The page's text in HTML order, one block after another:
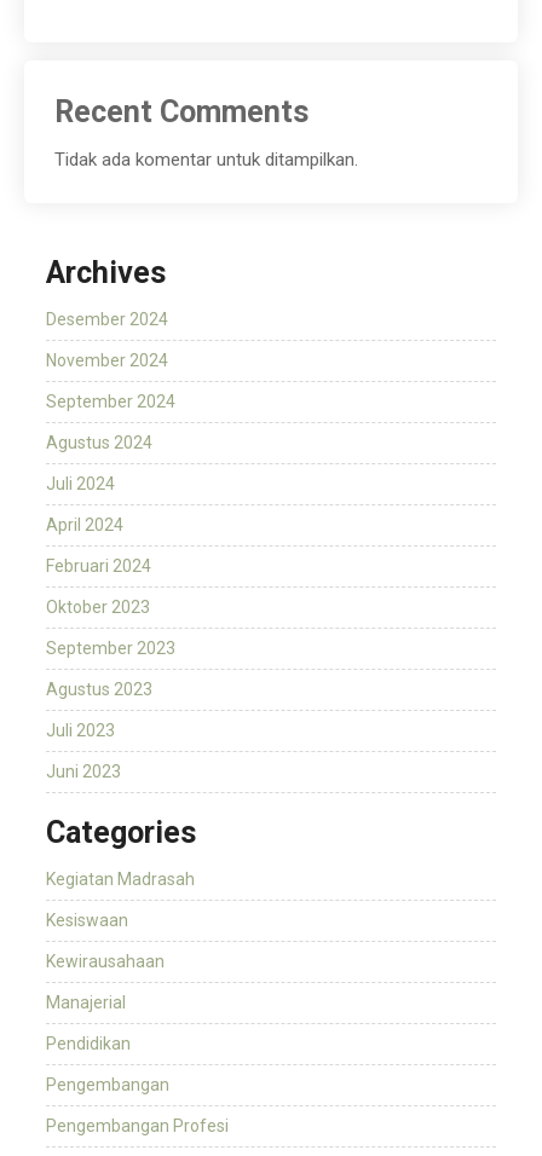
Recent Comments
Tidak ada komentar untuk ditampilkan.
Archives
Desember 2024
November 2024
September 2024
Agustus 2024
Juli 2024
April 2024
Februari 2024
Oktober 2023
September 2023
Agustus 2023
Juli 2023
Juni 2023
Categories
Kegiatan Madrasah
Kesiswaan
Kewirausahaan
Manajerial
Pendidikan
Pengembangan
Pengembangan Profesi